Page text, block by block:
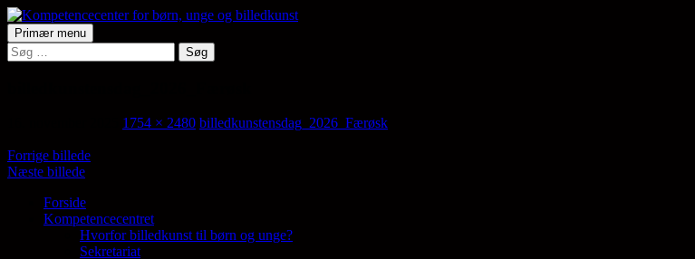
Hop
til
indhold
Kompetencecenter for børn, unge og billedkunst
SøgPrimær menu
Søg
efter:
1754 × 2480 billedkunstensdag_2026_Færøsk
Forrige billede
Næste billede
Samler en lang række aktører på tværs af den billedkunstneriske fødekæde
Forside
Kompetencecentret
Hvorfor billedkunst til børn og unge?
Sekretariat